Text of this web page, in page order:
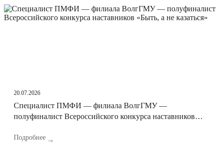
20.07.2026
Специалист ПМФИ — филиала ВолгГМУ —
полуфиналист Всероссийского конкурса наставников
Подробнее